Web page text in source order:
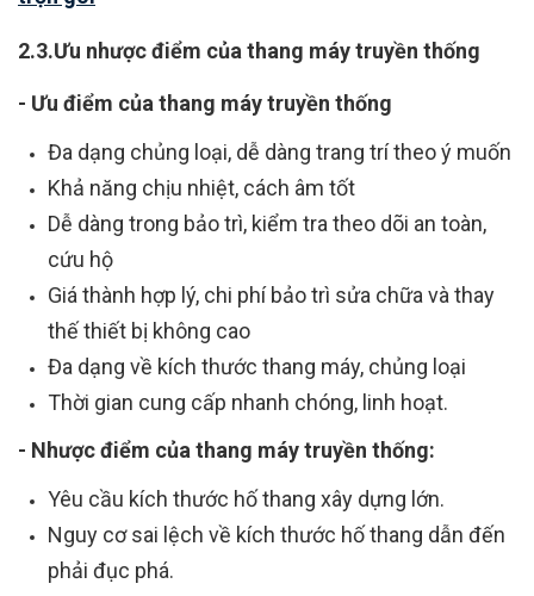
2.3.Ưu nhược điểm của thang máy truyền thống
- Ưu điểm của thang máy truyền thống
Đa dạng chủng loại, dễ dàng trang trí theo ý muốn
Khả năng chịu nhiệt, cách âm tốt
Dễ dàng trong bảo trì, kiểm tra theo dõi an toàn,
cứu hộ
Giá thành hợp lý, chi phí bảo trì sửa chữa và thay
thế thiết bị không cao
Đa dạng về kích thước thang máy, chủng loại
Thời gian cung cấp nhanh chóng, linh hoạt.
- Nhược điểm của thang máy truyền thống:
Yêu cầu kích thước hố thang xây dựng lớn.
Nguy cơ sai lệch về kích thước hố thang dẫn đến
phải đục phá.